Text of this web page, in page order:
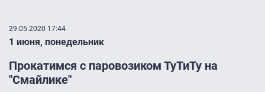
29.05.2020 17:44
1 июня, понедельник
Прокатимся с паровозиком ТуТиТу на
"Смайлике"